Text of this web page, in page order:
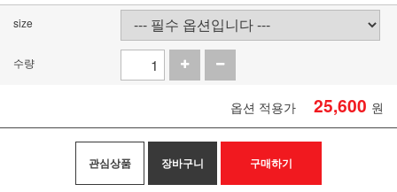
size
수량
옵션 적용가 25,600 원
관심상품 장바구니 구매하기